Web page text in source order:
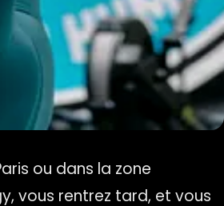
ou dans la zone
vous rentrez tard, et vous